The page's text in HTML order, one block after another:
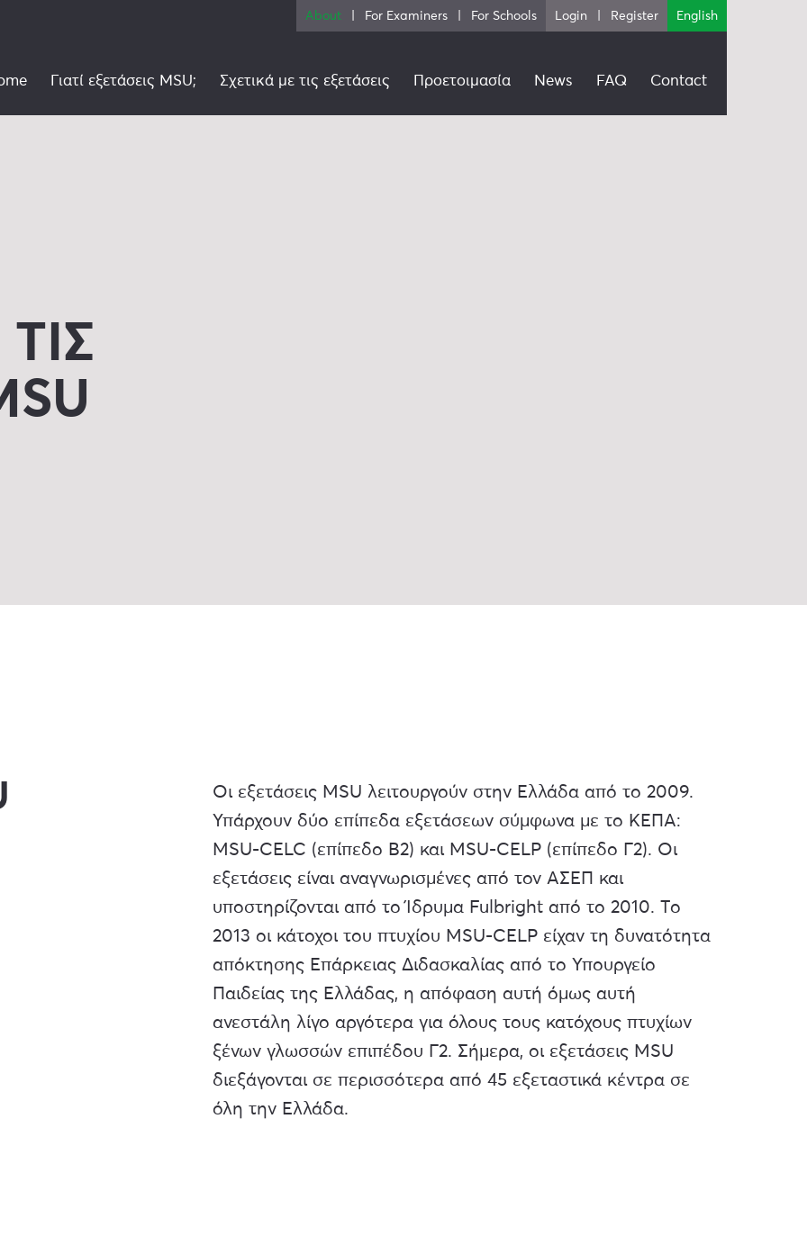
Οι εξετάσεις MSU λειτουργούν στην Ελλάδα από το 2009.
Υπάρχουν δύο επίπεδα εξετάσεων σύμφωνα με το ΚΕΠΑ:
MSU-CELC (επίπεδο Β2) και MSU-CELP (επίπεδο Γ2). Οι
εξετάσεις είναι αναγνωρισμένες από τον ΑΣΕΠ και
υποστηρίζονται από το Ίδρυμα Fulbright από το 2010. Το
2013 οι κάτοχοι του πτυχίου MSU-CELP είχαν τη δυνατότητα
απόκτησης Επάρκειας Διδασκαλίας από το Υπουργείο
Παιδείας της Ελλάδας, η απόφαση αυτή όμως αυτή
ανεστάλη λίγο αργότερα για όλους τους κατόχους πτυχίων
ξένων γλωσσών επιπέδου Γ2. Σήμερα, οι εξετάσεις MSU
διεξάγονται σε περισσότερα από 45 εξεταστικά κέντρα σε
όλη την Ελλάδα.
English
Login Register
About For Examiners For Schools
Γιατί εξετάσεις MSU; Σχετικά με τις εξετάσεις Προετοιμασία News FAQ Contact